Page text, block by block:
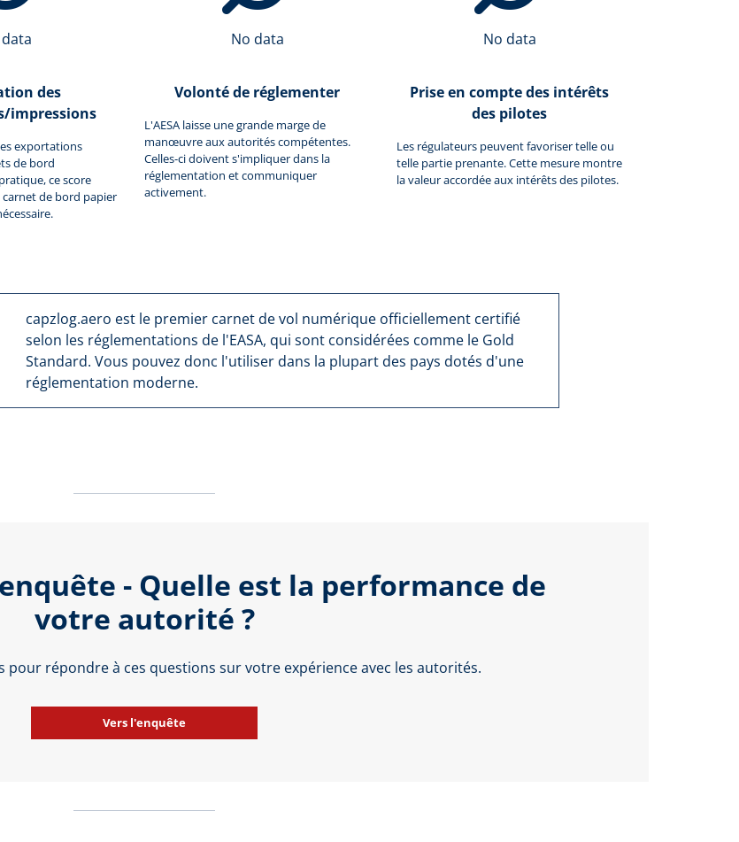
des
impressions
exportations
de bord
ce score
de bord papier
No data
Volonté de réglementer
L'AESA laisse une grande marge de
manœuvre aux autorités compétentes.
Celles-ci doivent s'impliquer dans la
réglementation et communiquer
activement.
No data
Prise en compte des intérêts
des pilotes
Les régulateurs peuvent favoriser telle ou
telle partie prenante. Cette mesure montre
la valeur accordée aux intérêts des pilotes.
capzlog.aero est le premier carnet de vol numérique officiellement certifié
selon les réglementations de l'EASA, qui sont considérées comme le Gold
Standard. Vous pouvez donc l'utiliser dans la plupart des pays dotés d'une
réglementation moderne.
- Quelle est la performance de
votre autorité ?
pour répondre à ces questions sur votre expérience avec les autorités.
Vers l'enquête